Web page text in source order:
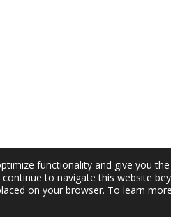
functionality and give you
to navigate this website
on your browser. To learn